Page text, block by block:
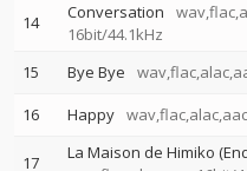
14 Conversation
16bit/44.1kHz
15 Bye Bye
16
Happy
17
La Maison de Himiko